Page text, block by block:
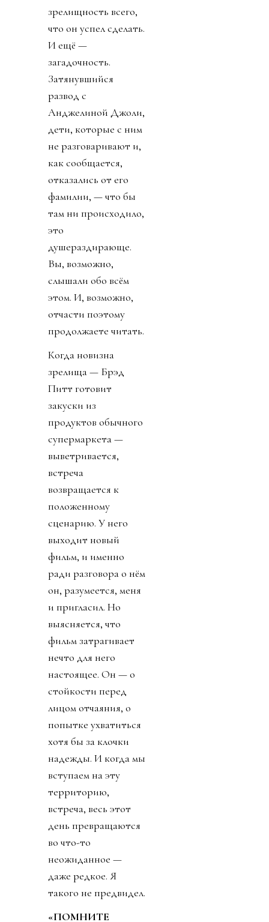
зрелищность всего,
что он успел сделать.
И ещё —
загадочность.
Затянувшийся
развод с
Анджелиной Джоли,
дети, которые с ним
не разговаривают и,
как сообщается,
отказались от его
фамилии, — что бы
там ни происходило,
это
душераздирающе.
Вы, возможно,
слышали обо всём
этом. И, возможно,
отчасти поэтому
продолжаете читать.
Когда новизна
зрелища — Брэд
Питт готовит
закуски из
продуктов обычного
супермаркета —
выветривается,
встреча
возвращается к
положенному
сценарию. У него
выходит новый
фильм, и именно
ради разговора о нём
он, разумеется, меня
и пригласил. Но
выясняется, что
фильм затрагивает
нечто для него
настоящее. Он — о
стойкости перед
лицом отчаяния, о
попытке ухватиться
хотя бы за клочки
надежды. И когда мы
вступаем на эту
территорию,
встреча, весь этот
день превращаются
во что-то
неожиданное —
даже редкое. Я
такого не предвидел.
«ПОМНИТЕ